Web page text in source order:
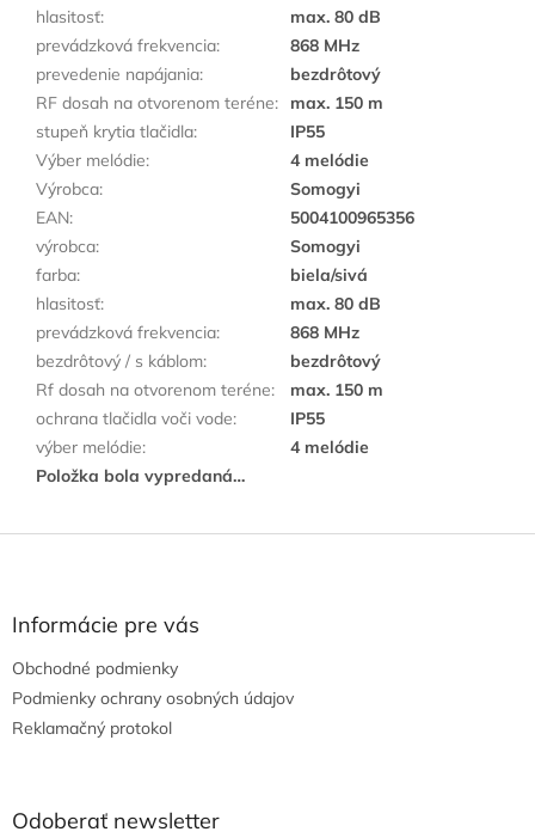
hlasitosť:
max. 80 dB
prevádzková frekvencia:
868 MHz
prevedenie napájania:
bezdrôtový
RF dosah na otvorenom teréne:
max. 150 m
stupeň krytia tlačidla:
IP55
Výber melódie:
4 melódie
Výrobca:
Somogyi
EAN:
5004100965356
výrobca:
Somogyi
farba:
biela/sivá
hlasitosť:
max. 80 dB
prevádzková frekvencia:
868 MHz
bezdrôtový / s káblom:
bezdrôtový
Rf dosah na otvorenom teréne:
max. 150 m
ochrana tlačidla voči vode:
IP55
výber melódie:
4 melódie
Položka bola vypredaná…
Informácie pre vás
Obchodné podmienky
Podmienky ochrany osobných údajov
Reklamačný protokol
Odoberať newsletter